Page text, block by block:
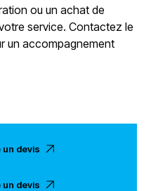
ou un achat de
service. Contactez le
un accompagnement
un devis
un devis